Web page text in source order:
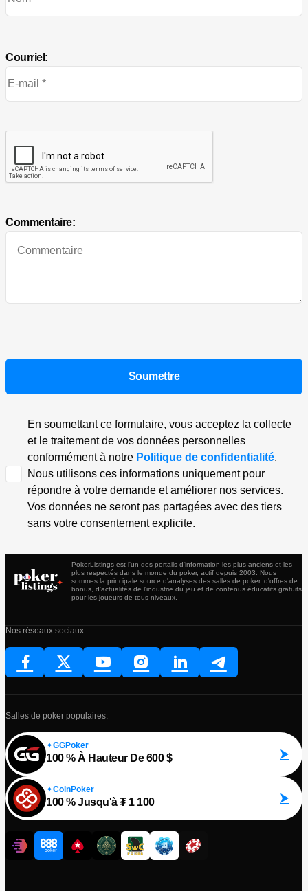
Courriel:
Commentaire:
En soumettant ce formulaire, vous acceptez la collecte
et le traitement de vos données personnelles
conformément à notre Politique de confidentialité.
Nous utilisons ces informations uniquement pour
répondre à votre demande et améliorer nos services.
Vos données ne seront pas partagées avec des tiers
sans votre consentement explicite.
PokerListings est l'un des portails d'information les plus anciens et les
plus respectés dans le monde du poker, actif depuis 2003. Nous
sommes la principale source d'analyses des salles de poker, d'offres de
bonus, d'actualités de l'industrie du jeu et de contenus éducatifs gratuits
pour les joueurs de tous niveaux.
Nos réseaux sociaux:
Salles de poker populaires:
GGPoker
100 % À Hauteur De 600 $
CoinPoker
100 % Jusqu'à ₮ 1 100